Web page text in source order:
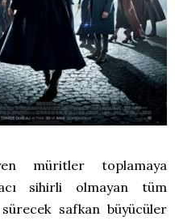
müritler toplamaya
sihirli olmayan tüm
safkan büyücüler